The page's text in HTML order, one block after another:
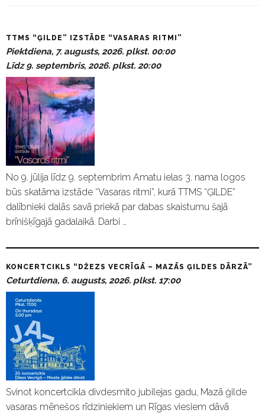
P
a
s
ā
k
u
m
i
TTMS “ĢILDE” IZSTĀDE “VASARAS RITMI”
Piektdiena, 7. augusts, 2026. plkst. 00:00
Līdz 9. septembris, 2026. plkst. 20:00
No 9. jūlija līdz 9. septembrim Amatu ielas 3. nama logos
būs skatāma izstāde “Vasaras ritmi”, kurā TTMS “ĢILDE”
dalībnieki dalās savā priekā par dabas skaistumu šajā
brīnišķīgajā gadalaikā. Darbi …
KONCERTCIKLS “DŽEZS VECRĪGĀ – MAZĀS ĢILDES DĀRZĀ”
Ceturtdiena, 6. augusts, 2026. plkst. 17:00
Svinot koncertcikla divdesmito jubilejas gadu, Mazā ģilde
vasaras mēnešos rīdziniekiem un Rīgas viesiem dāvā